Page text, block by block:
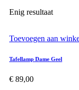
Enig resultaat
Toevoegen aan
Tafellamp Dame Geel
€ 89,00